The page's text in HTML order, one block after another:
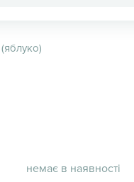
немає в наявності